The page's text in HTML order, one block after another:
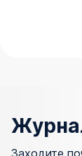
Заходите